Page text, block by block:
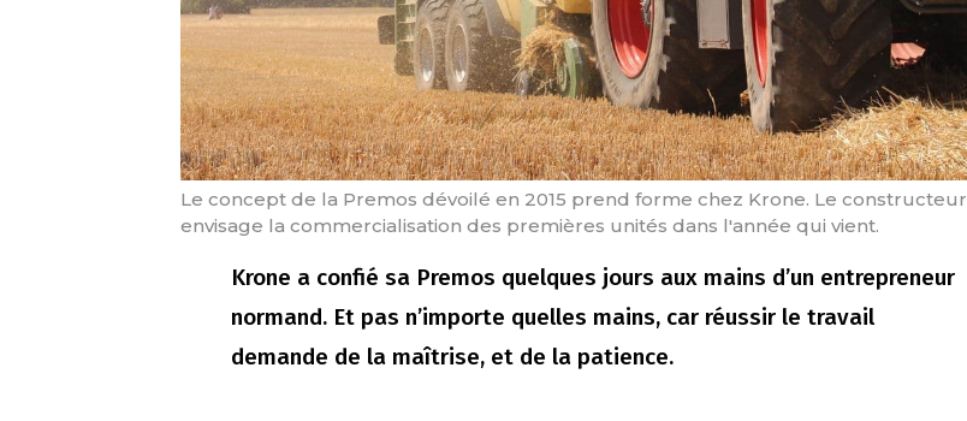
Le concept de la Premos dévoilé en 2015 prend forme chez Krone. Le constructeur
envisage la commercialisation des premières unités dans l'année qui vient.
Krone a confié sa Premos quelques jours aux mains d’un entrepreneur
normand. Et pas n’importe quelles mains, car réussir le travail
demande de la maîtrise, et de la patience.